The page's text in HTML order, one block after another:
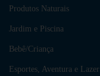
Produtos Naturais
Jardim e Piscina
Bebê/Criança
Esportes, Aventura e Lazer